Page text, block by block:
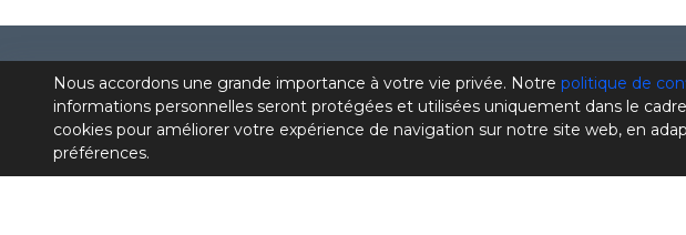
Première communauté de pratique médicale du
À propos de la
Devenir membre
Se connecter
Nous accordons une grande importance à votre vie privée. Notre politique de
informations personnelles seront protégées et utilisées uniquement dans le
cookies pour améliorer votre expérience de navigation sur notre site web, en
préférences.